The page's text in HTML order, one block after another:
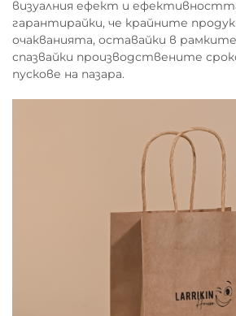
визуалния ефект и
гарантирайки, че крайните
очакванията, оставайки в
спазвайки производствените
пускове на пазара.